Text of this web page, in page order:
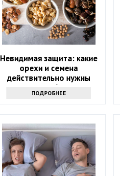
Невидимая защита: какие
орехи и семена
действительно нужны
после 60?
ПОДРОБНЕЕ